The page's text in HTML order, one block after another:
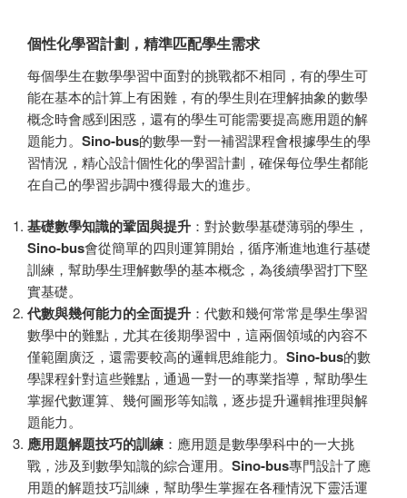
個性化學習計劃，精準匹配學生需求
每個學生在數學學習中面對的挑戰都不相同，有的學生可
能在基本的計算上有困難，有的學生則在理解抽象的數學
概念時會感到困惑，還有的學生可能需要提高應用題的解
題能力。 Sino-bus的數學一對一補習課程會根據學生的學
習情況，精心設計個性化的學習計劃，確保每位學生都能
在自己的學習步調中獲得最大的進步。
基礎數學知識的鞏固與提升 ：對於數學基礎薄弱的學生，
Sino-bus會從簡單的四則運算開始，循序漸進地進行基礎
訓練，幫助學生理解數學的基本概念，為後續學習打下堅
實基礎。
代數與幾何能力的全面提升 ：代數和幾何常常是學生學習
數學中的難點，尤其在後期學習中，這兩個領域的內容不
僅範圍廣泛，還需要較高的邏輯思維能力。 Sino-bus的數
學課程針對這些難點，通過一對一的專業指導，幫助學生
掌握代數運算、幾何圖形等知識，逐步提升邏輯推理與解
題能力。
應用題解題技巧的訓練：應用題是數學學科中的一大挑
戰，涉及到數學知識的綜合運用。 Sino-bus專門設計了應
用題的解題技巧訓練，幫助學生掌握在各種情況下靈活運